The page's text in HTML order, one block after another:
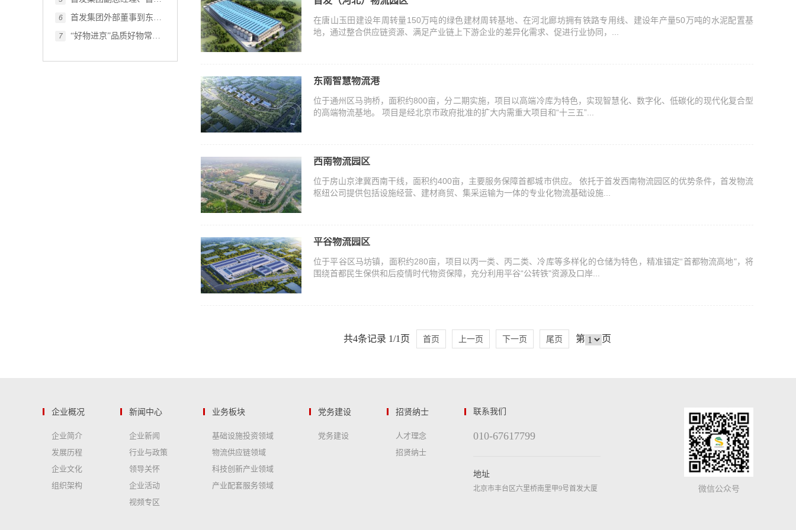
6 首发集团外部董事到东南智慧物流港项目调研指导
7 “好物进京”品质好物常驻首发大厦！
在唐山玉田建设年周转量150万吨的绿色建材周转基地、在河北廊坊拥有铁路专用线、建设年产量50万吨的水泥配置基
地，通过整合供应链资源、满足产业链上下游企业的差异化需求、促进行业协同，...
东南智慧物流港
位于通州区马驹桥，面积约800亩，分二期实施，项目以高端冷库为特色，实现智慧化、数字化、低碳化的现代化复合型
的高端物流基地。 项目是经北京市政府批准的扩大内需重大项目和“十三五”...
西南物流园区
位于房山京津冀西南干线，面积约400亩，主要服务保障首都城市供应。 依托于首发西南物流园区的优势条件，首发物流
枢纽公司提供包括设施经营、建材商贸、集采运输为一体的专业化物流基础设施...
平谷物流园区
位于平谷区马坊镇，面积约280亩，项目以丙一类、丙二类、冷库等多样化的仓储为特色，精准锚定“首都物流高地"，将
围绕首都民生保供和后疫情时代物资保障，充分利用平谷“公转铁"资源及口岸...
共4条记录 1/1页 首页 上一页 下一页 尾页 第 页
企业概况
企业简介
发展历程
企业文化
组织架构
新闻中心
企业新闻
行业与政策
领导关怀
企业活动
视频专区
业务板块
基础设施投资领域
物流供应链领域
科技创新产业领域
产业配套服务领域
党务建设
党务建设
招贤纳士
人才理念
招贤纳士
联系我们
010-67617799
地址
北京市丰台区六里桥南里甲9号首发大厦 微信公众号